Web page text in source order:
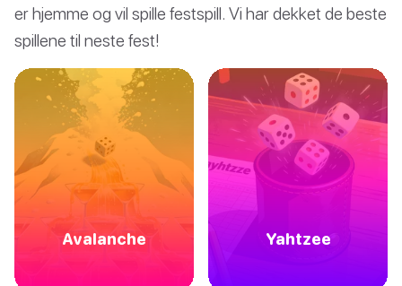
er hjemme og vil spille festspill. Vi har dekket de beste
spillene til neste fest!
Avalanche Yahtzee